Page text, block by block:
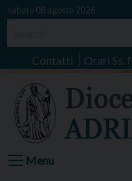
Skip
sabato 08 agosto 2026
Contatti Orari Ss.
Menu